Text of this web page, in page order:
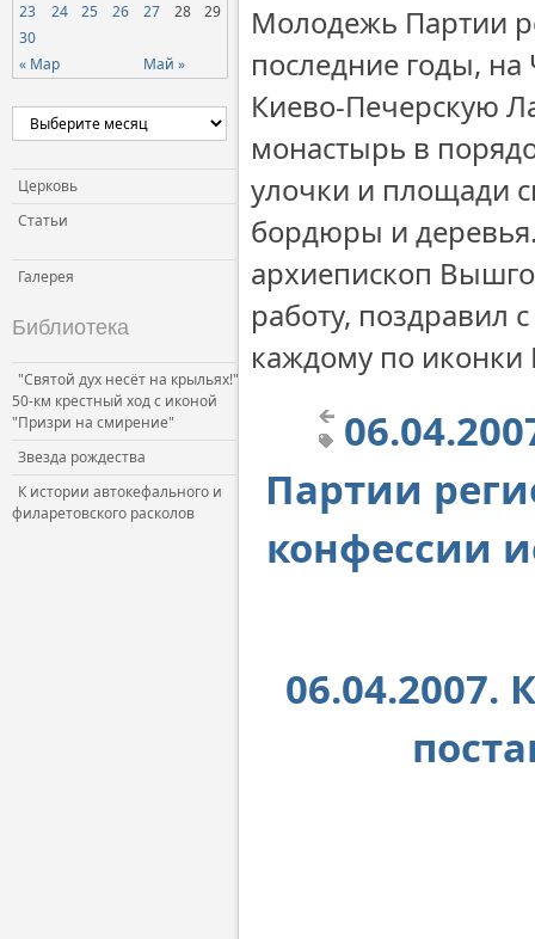
« Мар Май »
23
24 25 26 27 28
29
30
Церковь
Статьи
Галерея
Библиотека
"Святой дух несёт на крыльях!"
50-км крестный ход с иконой
"Призри на смирение"
Звезда рождества
К истории автокефального и
филаретовского расколов
Молодежь Партии
последние годы,
Киево-Печерскую
монастырь в
улочки и площади
бордюры и
архиепископ
работу, поздравил
каждому по иконки
Партии
конфессии
06.04.2007.